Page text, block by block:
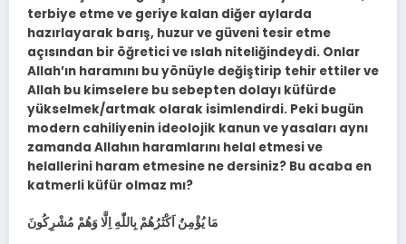
terbiye etme ve geriye kalan diğer aylarda
hazırlayarak barış, huzur ve güveni tesir etme
açısından bir öğretici ve ıslah niteliğindeydi. Onlar
Allah’ın haramını bu yönüyle değiştirip tehir ettiler ve
Allah bu kimselere bu sebepten dolayı küfürde
yükselmek/artmak olarak isimlendirdi. Peki bugün
modern cahiliyenin ideolojik kanun ve yasaları aynı
zamanda Allahın haramlarını helal etmesi ve
helallerini haram etmesine ne dersiniz? Bu acaba en
katmerli küfür olmaz mı?
مَا يُؤْمِنُ اَكْثَرُهُمْ بِاللّٰهِ اِلَّا وَهُمْ مُشْرِكُونَ